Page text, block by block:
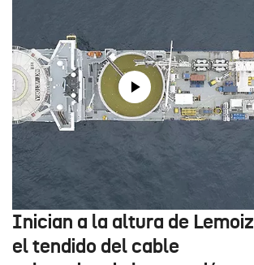
Inician a la altura de Lemoiz
el tendido del cable